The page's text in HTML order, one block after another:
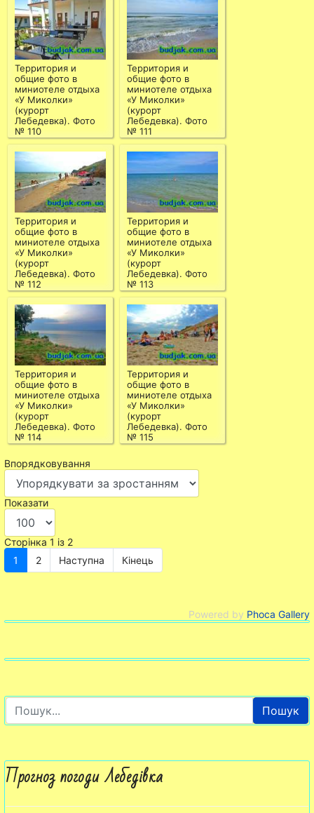
Территория и
общие фото в
миниотеле отдыха
«У Миколки»
(курорт
Лебедевка). Фото
№ 110
Территория и
общие фото в
миниотеле отдыха
«У Миколки»
(курорт
Лебедевка). Фото
№ 111
Территория и
общие фото в
миниотеле отдыха
«У Миколки»
(курорт
Лебедевка). Фото
№ 112
Территория и
общие фото в
миниотеле отдыха
«У Миколки»
(курорт
Лебедевка). Фото
№ 113
Территория и
общие фото в
миниотеле отдыха
«У Миколки»
(курорт
Лебедевка). Фото
№ 114
Территория и
общие фото в
миниотеле отдыха
«У Миколки»
(курорт
Лебедевка). Фото
№ 115
Впорядковування
Показати
Сторінка 1 із 2
1
2 Наступна Кінець
Powered by Phoca Gallery
Пошук
Прогноз погоди Лебедівка